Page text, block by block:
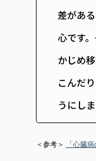
差があ
心です。
かじめ
こんだ
うにしま
＜参考＞ 「心臓